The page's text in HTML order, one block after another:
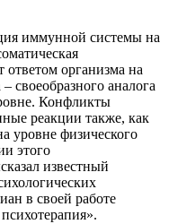
иммунной системы на
ответом организма на
своеобразного аналога
Конфликты
реакции также, как
уровне физического
этого
известный
в своей работе